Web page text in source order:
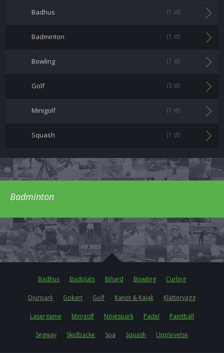
Badhus (1 st)
Badminton (1 st)
Bowling (1 st)
Golf (3 st)
Minigolf (1 st)
Squash (1 st)
Badminton
Badhus Badplats Biljard Bowling Curling
Djurpark Gokart Golf Kanot & Kajak Klättervägg
Lasergame Minigolf Nöjespark Padel Paintball
Segway Skidbacke Spa Squash Upplevelse